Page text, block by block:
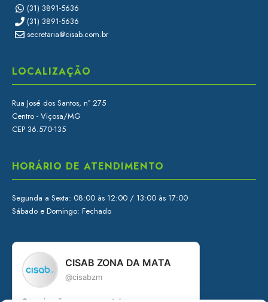
(31) 3891-5636
(31) 3891-5636
secretaria@cisab.com.br
LOCALIZAÇÃO
Rua José dos Santos, nº 275
Centro - Viçosa/MG
CEP 36.570-135
HORÁRIO DE ATENDIMENTO
Segunda a Sexta: 08:00 às 12:00 / 13:00 às 17:00
Sábado e Domingo: Fechado
CISAB ZONA DA MATA
@cisabzm